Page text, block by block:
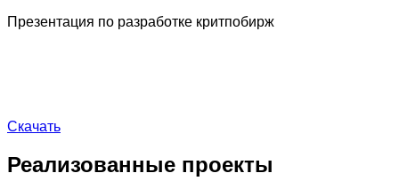
Презентация по разработке критпобирж
Скачать
Реализованные проекты